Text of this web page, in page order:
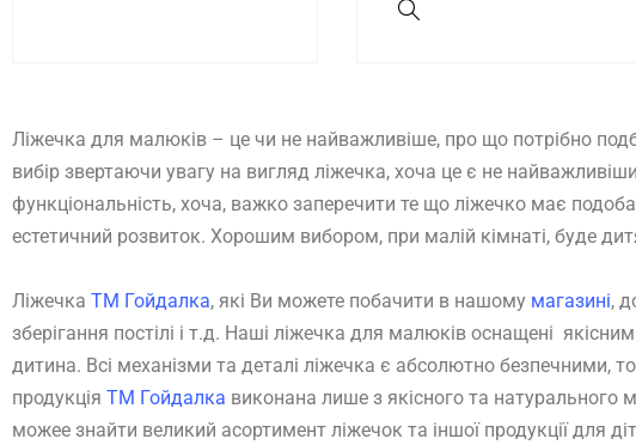
Ліжечка для малюків – це чи не найважливіше, про що потрібно
вибір звертаючи увагу на вигляд ліжечка, хоча це є не
функціональність, хоча, важко заперечити те що ліжечко має
естетичний розвиток. Хорошим вибором, при малій кімнаті, буде
Ліжечка ТМ Гойдалка, які Ви можете побачити в нашому магазині,
зберігання постілі і т.д. Наші ліжечка для малюків оснащені
дитина. Всі механізми та деталі ліжечка є абсолютно
продукція ТМ Гойдалка виконана лише з якісного та натурального
можее знайти великий асортимент ліжечок та іншої продукції для